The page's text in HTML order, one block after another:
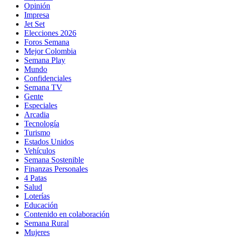
Opinión
Impresa
Jet Set
Elecciones 2026
Foros Semana
Mejor Colombia
Semana Play
Mundo
Confidenciales
Semana TV
Gente
Especiales
Arcadia
Tecnología
Turismo
Estados Unidos
Vehículos
Semana Sostenible
Finanzas Personales
4 Patas
Salud
Loterías
Educación
Contenido en colaboración
Semana Rural
Mujeres